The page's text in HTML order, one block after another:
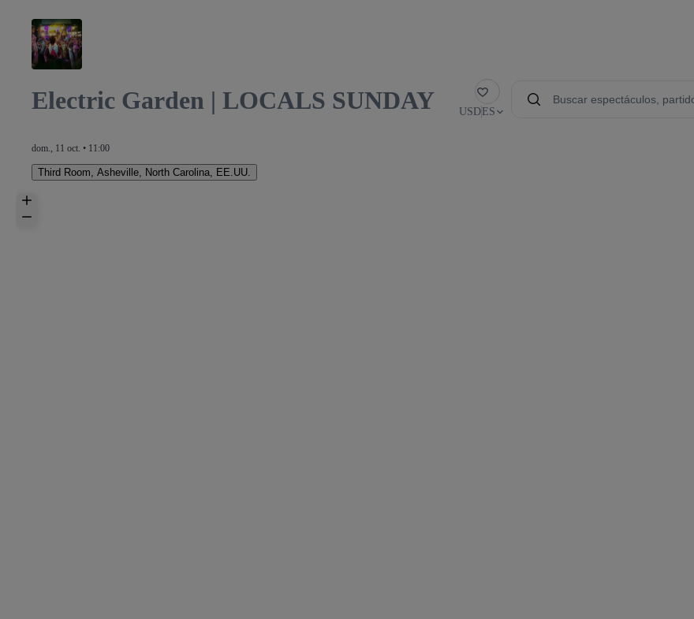
Electric Garden | LOCALS SUNDAY
dom., 11 oct. • 11:00
Third Room Asheville, North Carolina, EE.UU.
Favorito
USD ES